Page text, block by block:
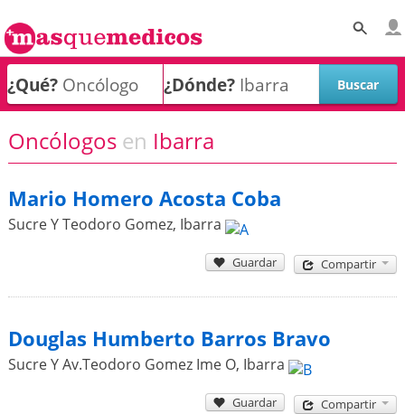
¿Qué? ¿Dónde?
Oncólogos en Ibarra
Mario Homero Acosta Coba
Sucre Y Teodoro Gomez, Ibarra
Guardar Compartir
Douglas Humberto Barros Bravo
Sucre Y Av.Teodoro Gomez Ime O, Ibarra
Guardar Compartir